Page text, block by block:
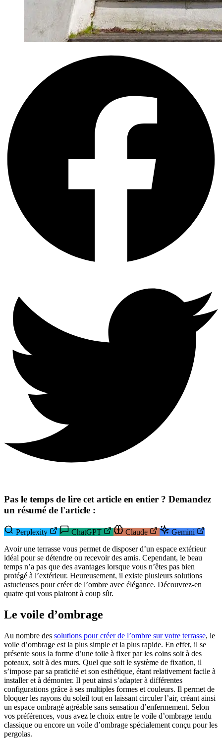
Pas le temps de lire cet article en entier ? Demandez
un résumé de l'article :
Perplexity ChatGPT Claude
Gemini
Avoir une terrasse vous permet de disposer d’un espace extérieur
idéal pour se détendre ou recevoir des amis. Cependant, le beau
temps n’a pas que des avantages lorsque vous n’êtes pas bien
protégé à l’extérieur. Heureusement, il existe plusieurs solutions
astucieuses pour créer de l’ombre avec élégance. Découvrez-en
quatre qui vous plairont à coup sûr.
Le voile d’ombrage
Au nombre des solutions pour créer de l’ombre sur votre terrasse, le
voile d’ombrage est la plus simple et la plus rapide. En effet, il se
présente sous la forme d’une toile à fixer par les coins soit à des
poteaux, soit à des murs. Quel que soit le système de fixation, il
s’impose par sa praticité et son esthétique, étant relativement facile à
installer et à démonter. Il peut ainsi s’adapter à différentes
configurations grâce à ses multiples formes et couleurs. Il permet de
bloquer les rayons du soleil tout en laissant circuler l’air, créant ainsi
un espace ombragé agréable sans sensation d’enfermement. Selon
vos préférences, vous avez le choix entre le voile d’ombrage tendu
classique ou encore un voile d’ombrage spécialement conçu pour les
pergolas.